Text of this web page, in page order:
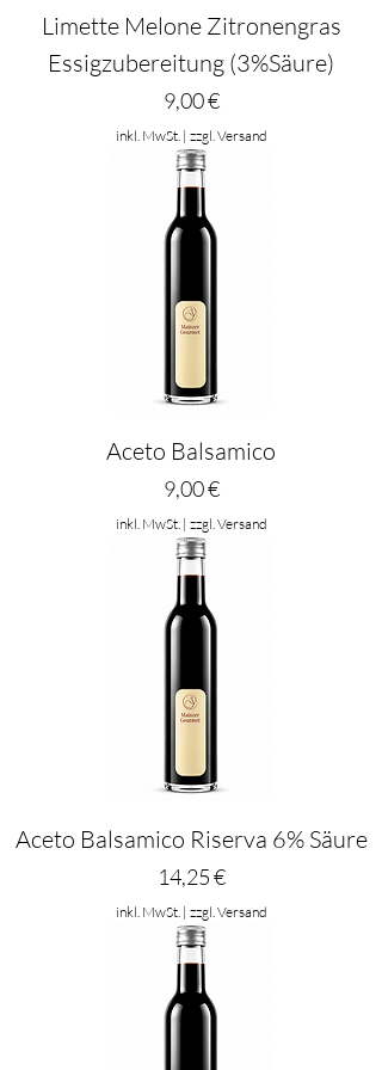
Limette Melone Zitronengras
Essigzubereitung (3%Säure)
Preis
9,00 €
inkl. MwSt.| zzgl. Versand
Aceto Balsamico
Preis
9,00 €
inkl. MwSt.| zzgl. Versand
Aceto Balsamico Riserva 6% Säure
Preis
14,25 €
inkl. MwSt.| zzgl. Versand